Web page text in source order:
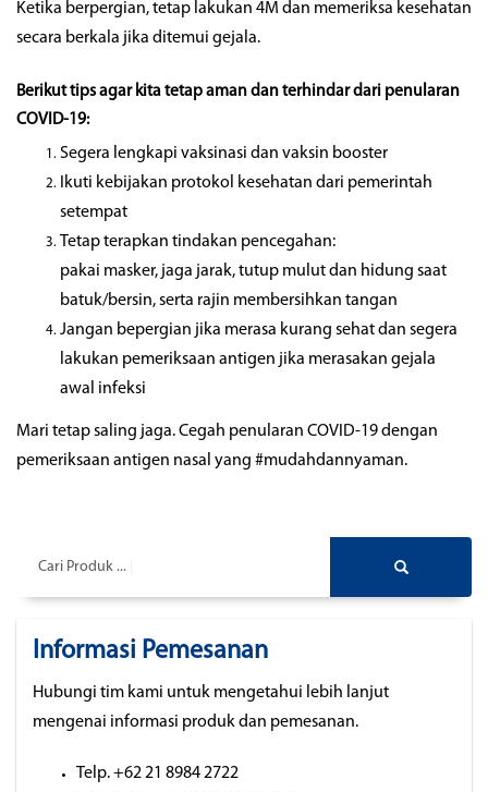
Ketika berpergian, tetap lakukan 4M dan memeriksa kesehatan
secara berkala jika ditemui gejala.
Berikut tips agar kita tetap aman dan terhindar dari penularan
COVID-19:
Segera lengkapi vaksinasi dan vaksin booster
Ikuti kebijakan protokol kesehatan dari pemerintah
setempat
Tetap terapkan tindakan pencegahan:
pakai masker, jaga jarak, tutup mulut dan hidung saat
batuk/bersin, serta rajin membersihkan tangan
Jangan bepergian jika merasa kurang sehat dan segera
lakukan pemeriksaan antigen jika merasakan gejala
awal infeksi
Mari tetap saling jaga. Cegah penularan COVID-19 dengan
pemeriksaan antigen nasal yang #mudahdannyaman.
Cari Produk ...
Informasi Pemesanan
Hubungi tim kami untuk mengetahui lebih lanjut
mengenai informasi produk dan pemesanan.
Telp. +62 21 8984 2722